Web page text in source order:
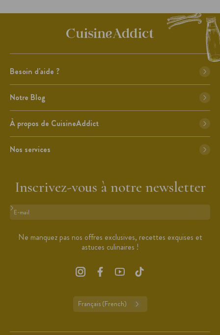
Besoin d'aide ?
Notre Blog
À propos de CuisineAddict
Nos services
Inscrivez-vous à notre newsletter
Format : adresse@email.com
Ne manquez pas nos offres exclusives, recettes exquises et
astuces culinaires !
Français (French)